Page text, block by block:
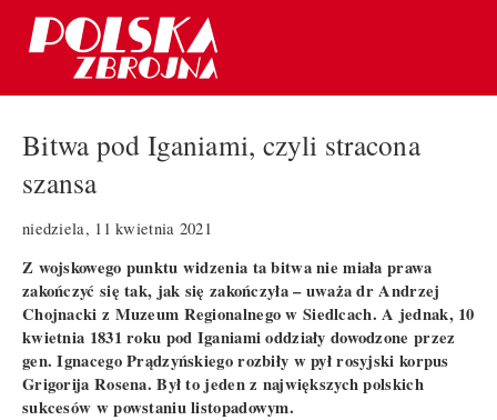
Bitwa pod Iganiami, czyli stracona
szansa
niedziela, 11 kwietnia 2021
Z wojskowego punktu widzenia ta bitwa nie miała prawa
zakończyć się tak, jak się zakończyła – uważa dr Andrzej
Chojnacki z Muzeum Regionalnego w Siedlcach. A jednak, 10
kwietnia 1831 roku pod Iganiami oddziały dowodzone przez
gen. Ignacego Prądzyńskiego rozbiły w pył rosyjski korpus
Grigorija Rosena. Był to jeden z największych polskich
sukcesów w powstaniu listopadowym.